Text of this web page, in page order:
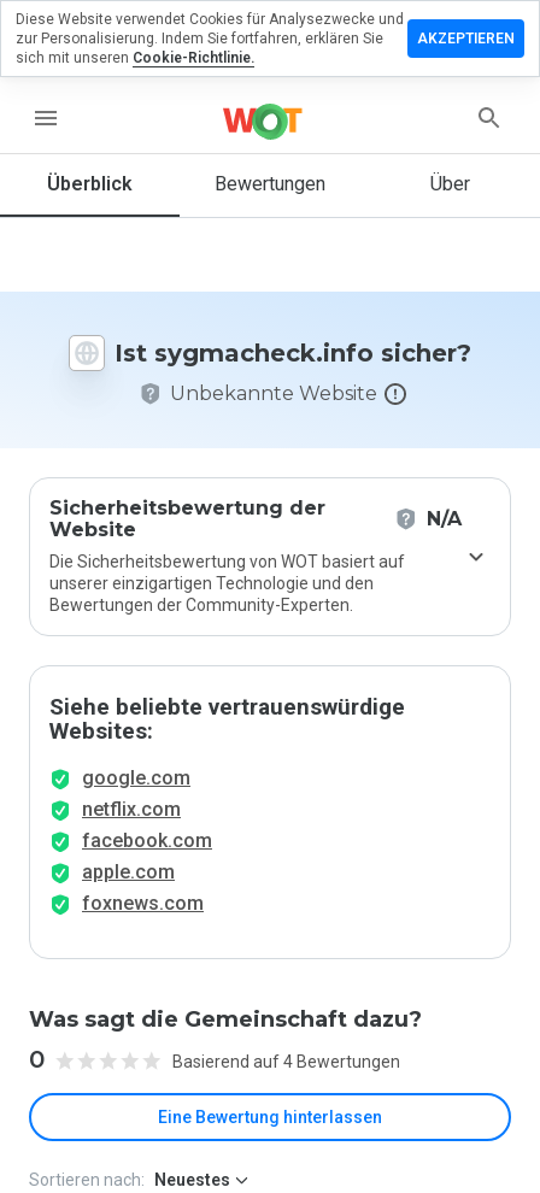
menu
Überblick Bewertungen Über
Ist sygmacheck.info sicher?
Unbekannte Website
Sicherheitsbewertung der
Website
N/A
Die Sicherheitsbewertung von WOT basiert auf
unserer einzigartigen Technologie und den
Bewertungen der Community-Experten.
Siehe beliebte vertrauenswürdige
Websites:
google.com
netflix.com
facebook.com
apple.com
foxnews.com
Was sagt die Gemeinschaft dazu?
0 Basierend auf 4 Bewertungen
Eine Bewertung hinterlassen
Sie
Sie diese
auf einer
Skala von
1 bis 5
Sortieren nach: Neuestes
Diese Website verwendet Cookies für Analysezwecke und
zur Personalisierung. Indem Sie fortfahren, erklären Sie
sich mit unseren Cookie-Richtlinie.
AKZEPTIEREN